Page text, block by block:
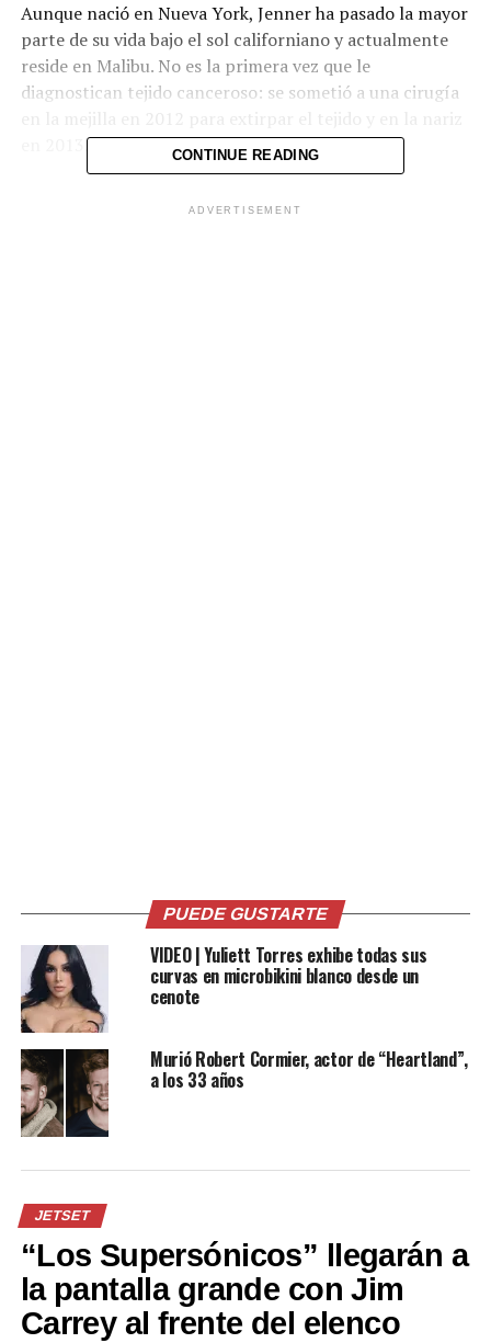
Aunque nació en Nueva York, Jenner ha pasado la mayor
parte de su vida bajo el sol californiano y actualmente
reside en Malibu. No es la primera vez que le
diagnostican tejido canceroso: se sometió a una cirugía
en 2013.
deja ver sin sostén y
haciendo topless en
Instagram
20 julio, 2019
RELATED TOPICS:
UP NEXT
Emily Ratajkowski y sus atrevidas imágenes libre de
tapujos
CONTINUE READING
ADVERTISEMENT
PUEDE GUSTARTE
VIDEO | Yuliett Torres exhibe todas sus
curvas en microbikini blanco desde un
cenote
Murió Robert Cormier, actor de “Heartland”,
a los 33 años
JETSET
“Los Supersónicos” llegarán a
la pantalla grande con Jim
Carrey al frente del elenco